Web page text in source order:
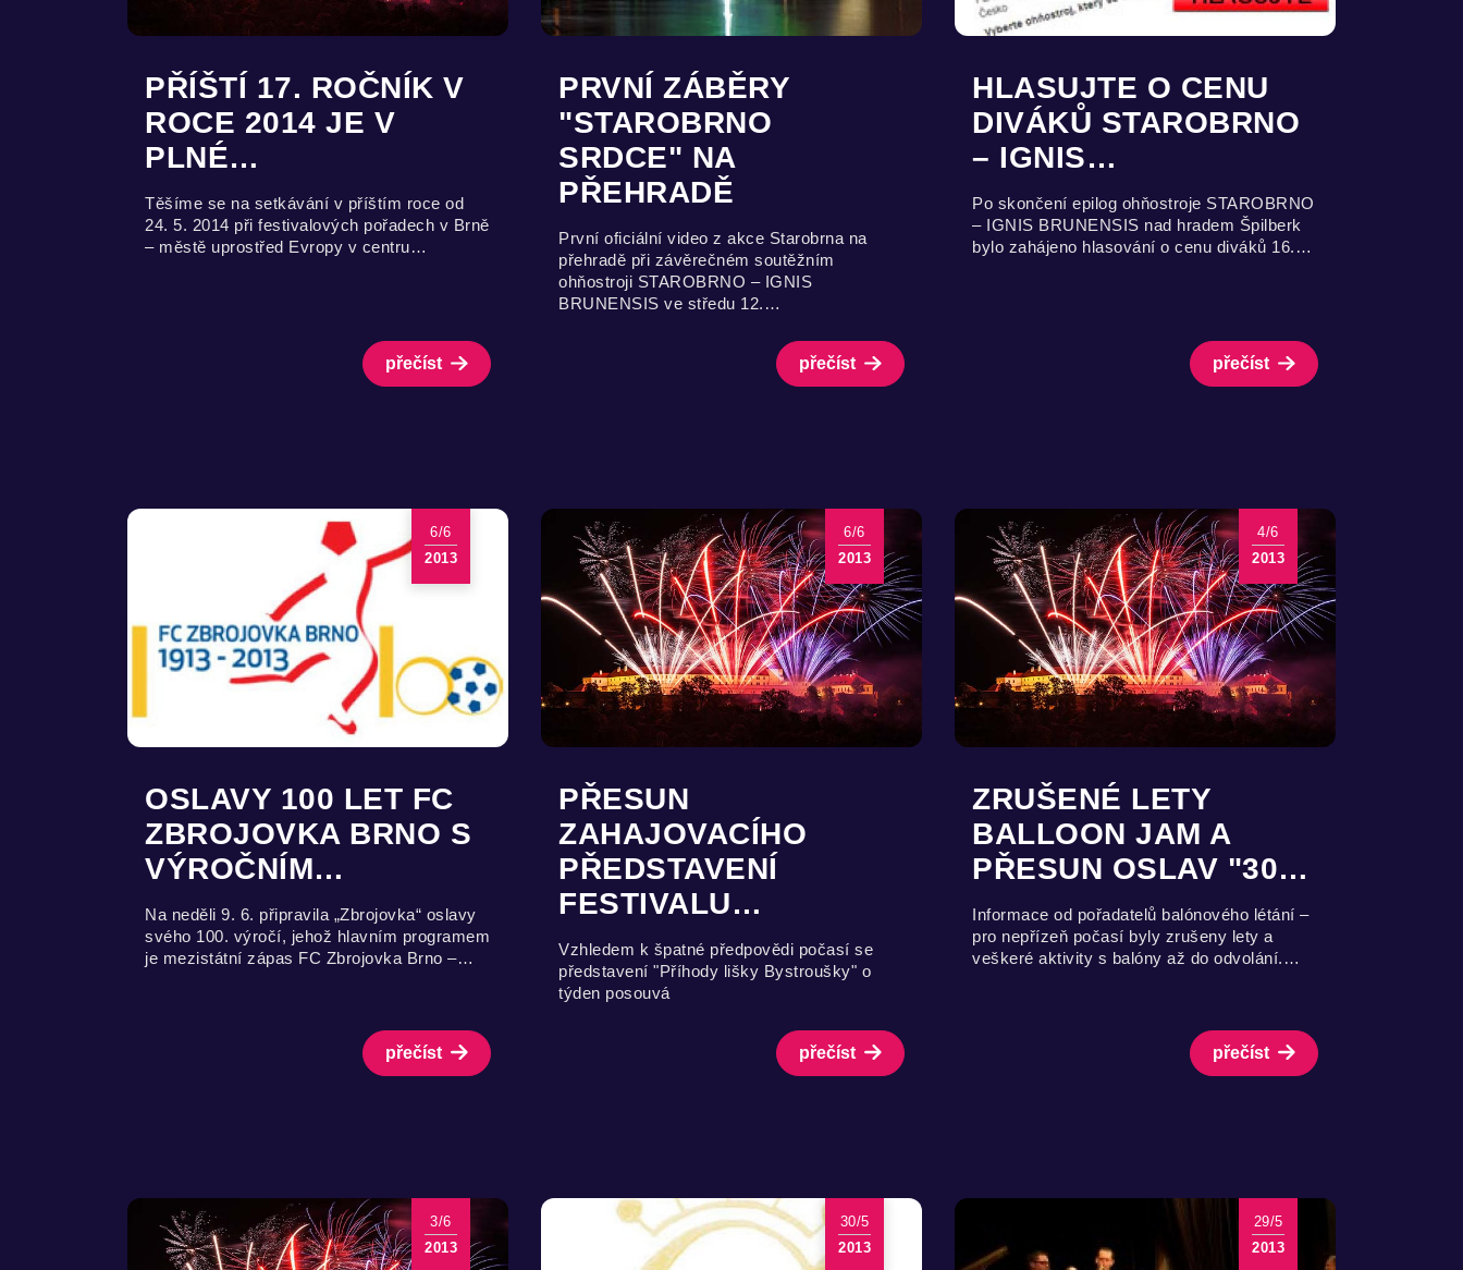
PŘÍŠTÍ 17. ROČNÍK V
ROCE 2014 JE V
PLNÉ…
Těšíme se na setkávání v příštím roce od
24. 5. 2014 při festivalových pořadech v Brně
– městě uprostřed Evropy v centru…
přečíst
PRVNÍ ZÁBĚRY
"STAROBRNO
SRDCE" NA
PŘEHRADĚ
První oficiální video z akce Starobrna na
přehradě při závěrečném soutěžním
ohňostroji STAROBRNO – IGNIS
BRUNENSIS ve středu 12.…
přečíst
HLASUJTE O CENU
DIVÁKŮ STAROBRNO
– IGNIS…
Po skončení epilog ohňostroje STAROBRNO
– IGNIS BRUNENSIS nad hradem Špilberk
bylo zahájeno hlasování o cenu diváků 16.…
přečíst
6/6
2013
OSLAVY 100 LET FC
ZBROJOVKA BRNO S
VÝROČNÍM…
Na neděli 9. 6. připravila „Zbrojovka“ oslavy
svého 100. výročí, jehož hlavním programem
je mezistátní zápas FC Zbrojovka Brno –…
přečíst
6/6
2013
PŘESUN
ZAHAJOVACÍHO
PŘEDSTAVENÍ
FESTIVALU…
Vzhledem k špatné předpovědi počasí se
představení "Příhody lišky Bystroušky" o
týden posouvá
přečíst
4/6
2013
ZRUŠENÉ LETY
BALLOON JAM A
PŘESUN OSLAV "30…
Informace od pořadatelů balónového létání –
pro nepřízeň počasí byly zrušeny lety a
veškeré aktivity s balóny až do odvolání.…
přečíst
3/6
2013
30/5
2013
29/5
2013